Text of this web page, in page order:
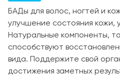
БАДы для волос, ногтей и
улучшение состояния кожи,
Натуральные компоненты,
способствуют
вида. Поддержите свой
достижения заметных